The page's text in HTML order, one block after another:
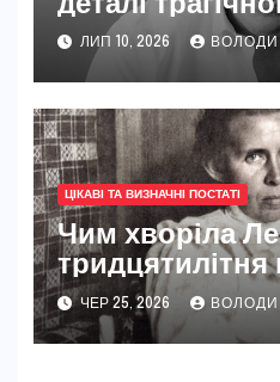
сколихнула всю
ЛИП 10, 2026
ЦІКАВІ ТА ВИЗНАЧНІ ПОСТАТІ
Чим хворіла
тридцятилітня
з ЧЕР 25, 2026